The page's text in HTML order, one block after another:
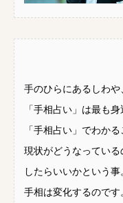
手のひらにあるしわ
「手相占い」は最も
「手相占い」でわか
現状がどうなってい
したらいいかという事
手相は変化するのです